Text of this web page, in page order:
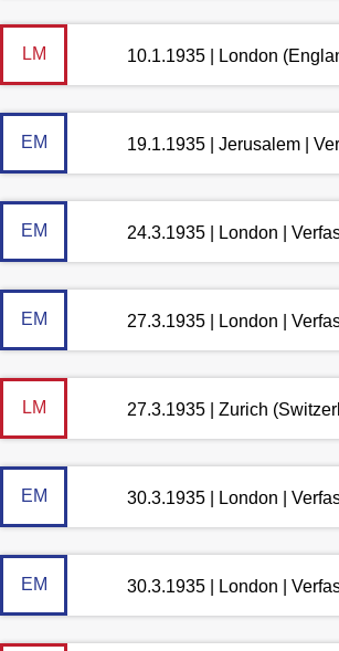
LM 10.1.1935 | London
EM 19.1.1935 | Jerusalem |
EM 24.3.1935 | London |
EM 27.3.1935 | London |
LM 27.3.1935 | Zurich
EM 30.3.1935 | London |
EM 30.3.1935 | London |